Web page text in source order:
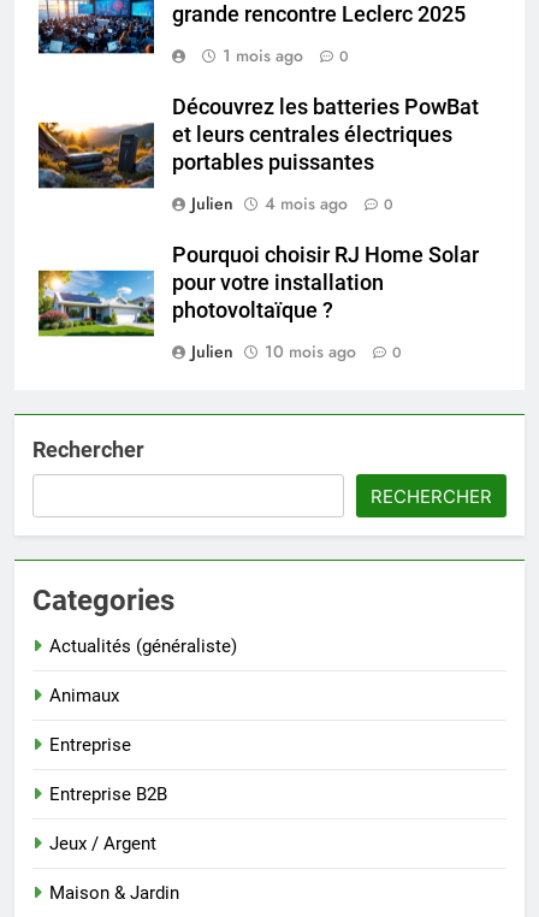
grande rencontre Leclerc 2025
1 mois ago
0
Découvrez les batteries PowBat
et leurs centrales électriques
portables puissantes
Julien
4 mois ago 0
Pourquoi choisir RJ Home Solar
pour votre installation
photovoltaïque ?
Julien
10 mois ago 0
Rechercher
RECHERCHER
Categories
Actualités (généraliste)
Animaux
Entreprise
Entreprise B2B
Jeux / Argent
Maison & Jardin